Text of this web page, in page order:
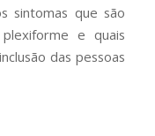
sintomas que são
plexiforme e quais
das pessoas